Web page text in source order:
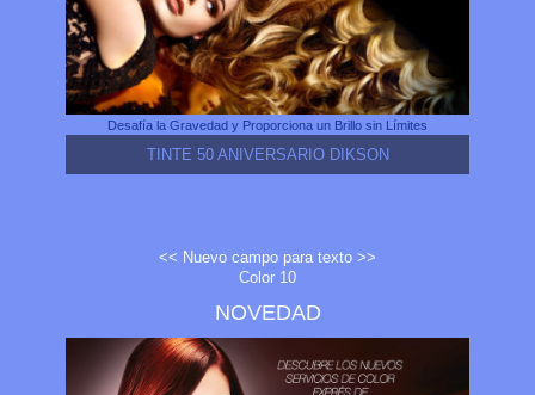
Desafía la Gravedad y Proporciona un Brillo sin Límites
TINTE 50 ANIVERSARIO DIKSON
<< Nuevo campo para texto >>
Color 10
NOVEDAD